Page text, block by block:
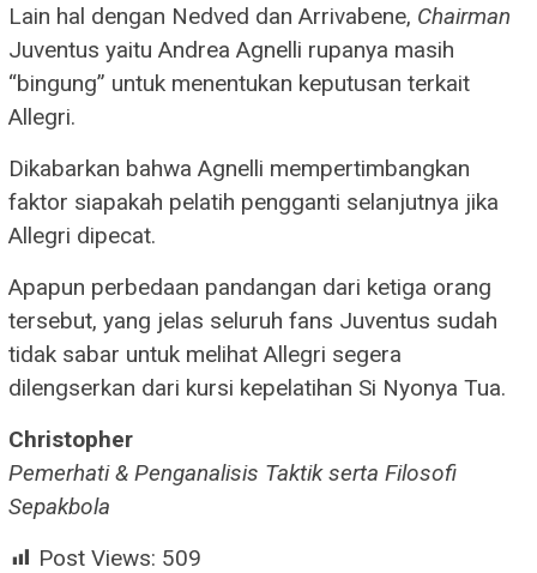
Lain hal dengan Nedved dan Arrivabene, Chairman
Juventus yaitu Andrea Agnelli rupanya masih
“bingung” untuk menentukan keputusan terkait
Allegri.
Dikabarkan bahwa Agnelli mempertimbangkan
faktor siapakah pelatih pengganti selanjutnya jika
Allegri dipecat.
Apapun perbedaan pandangan dari ketiga orang
tersebut, yang jelas seluruh fans Juventus sudah
tidak sabar untuk melihat Allegri segera
dilengserkan dari kursi kepelatihan Si Nyonya Tua.
Christopher
Pemerhati & Penganalisis Taktik serta Filosofi
Sepakbola
Post Views: 509